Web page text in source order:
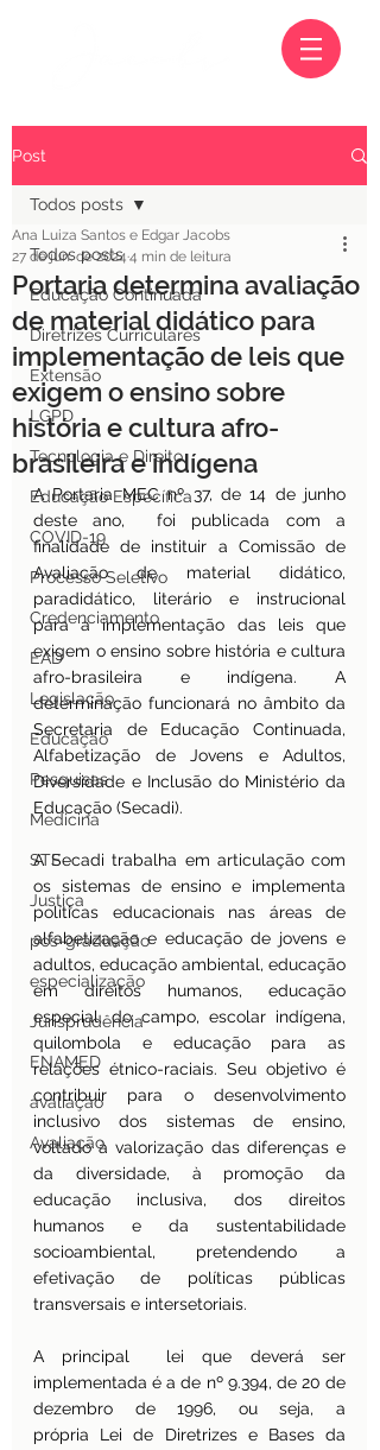
Post
Todos posts
Educação Continuada
Diretrizes Curriculares
Extensão
LGPD
Tecnologia e Direito
Educação Específica
COVID-19
Processo Seletivo
Credenciamento
EAD
Legislação
Educação
Pesquisas
Medicina
STF
Justiça
pos-graduação
especialização
Jurisprudência
ENAMED
avaliação
Avaliação
Todos posts
Portaria determina avaliação
de material didático para
implementação de leis que
exigem o ensino sobre
história e cultura afro-
brasileira e indígena
Ana Luiza Santos e Edgar Jacobs
27 de jun. de 2024 4 min de leitura
A Portaria MEC nº 37, de 14 de junho
deste ano,  foi publicada com a
finalidade de instituir a Comissão de
Avaliação de material didático,
paradidático, literário e instrucional
para a implementação das leis que
exigem o ensino sobre história e cultura
afro-brasileira e indígena. A
determinação funcionará no âmbito da
Secretaria de Educação Continuada,
Alfabetização de Jovens e Adultos,
Diversidade e Inclusão do Ministério da
Educação (Secadi).
A Secadi trabalha em articulação com
os sistemas de ensino e implementa
políticas educacionais nas áreas de
alfabetização e educação de jovens e
adultos, educação ambiental, educação
em direitos humanos, educação
especial, do campo, escolar indígena,
quilombola e educação para as
relações étnico-raciais. Seu objetivo é
contribuir para o desenvolvimento
inclusivo dos sistemas de ensino,
voltado à valorização das diferenças e
da diversidade, à promoção da
educação inclusiva, dos direitos
humanos e da sustentabilidade
socioambiental, pretendendo a
efetivação de políticas públicas
transversais e intersetoriais.
A principal  lei que deverá ser
implementada é a de nº 9.394, de 20 de
dezembro de 1996, ou seja, a
própria Lei de Diretrizes e Bases da